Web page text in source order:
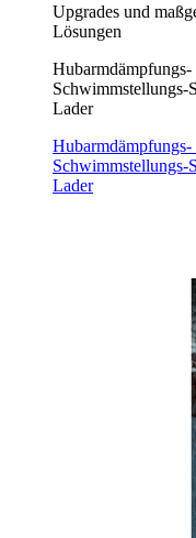
Upgrades und
Lösungen
Hubarmdämpfungs-
Schwimmstellungs-
Lader
Hubarmdämpfungs-
Schwimmstellungs-
Lader